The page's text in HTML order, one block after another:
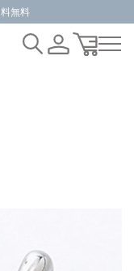
無料